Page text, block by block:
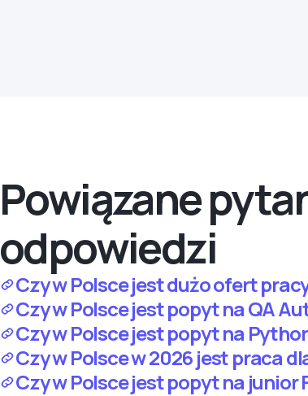
Powiązane
odpowiedzi
Czy w Polsce jest dużo ofert
Czy w Polsce jest popyt na QA
Czy w Polsce jest popyt na
Czy w Polsce w 2026 jest praca
Czy w Polsce jest popyt na junior